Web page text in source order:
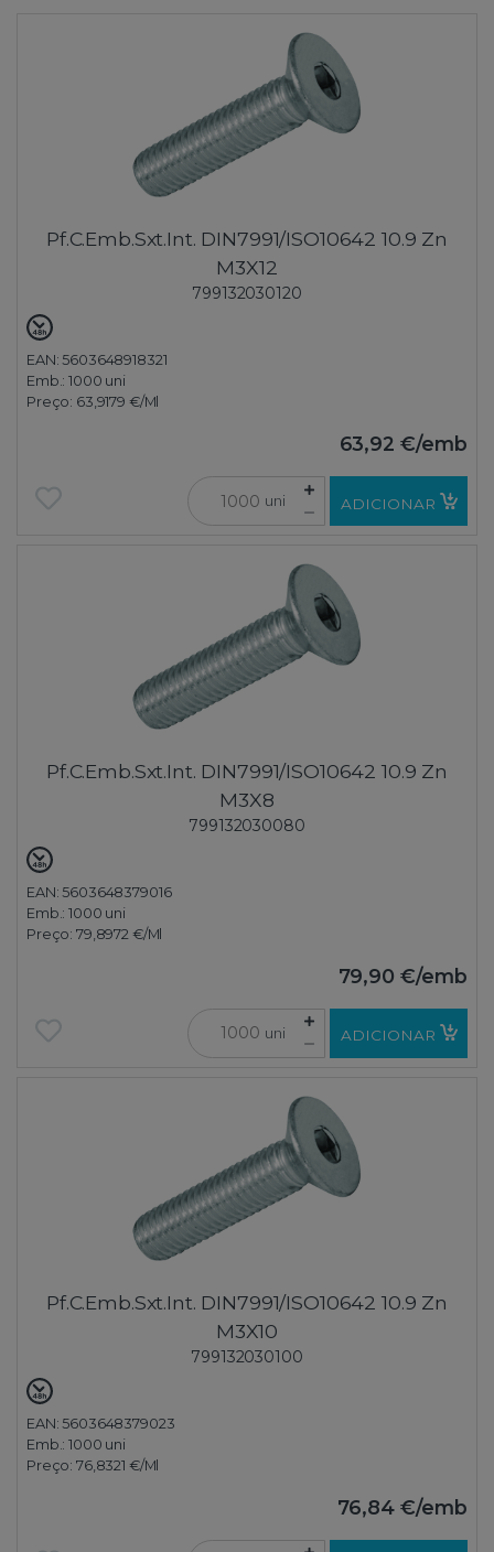
Pf.C.Emb.Sxt.Int. DIN7991/ISO10642 10.9 Zn
M3X12
799132030120
EAN: 5603648918321
Emb.:1000 uni
Preço: 63,9179 €/Ml
63,92 €/emb
uni ADICIONAR
Pf.C.Emb.Sxt.Int. DIN7991/ISO10642 10.9 Zn
M3X8
799132030080
EAN: 5603648379016
Emb.:1000 uni
Preço: 79,8972 €/Ml
79,90 €/emb
uni ADICIONAR
Pf.C.Emb.Sxt.Int. DIN7991/ISO10642 10.9 Zn
M3X10
799132030100
EAN: 5603648379023
Emb.:1000 uni
Preço: 76,8321 €/Ml
76,84 €/emb